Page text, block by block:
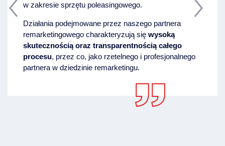
w zakresie sprzętu poleasingowego.
Działania podejmowane przez naszego partnera
remarketingowego charakteryzują się wysoką
skutecznością oraz transparentnością całego
procesu, przez co, jako rzetelnego i profesjonalnego
partnera w dziedzinie remarketingu.